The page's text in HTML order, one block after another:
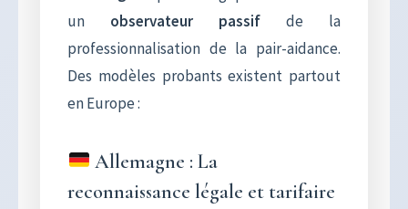
un observateur passif de la
professionnalisation de la pair-aidance.
Des modèles probants existent partout
en Europe :
Allemagne : La
reconnaissance légale et tarifaire